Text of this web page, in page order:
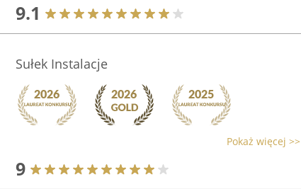
9.1
Sułek Instalacje
Pokaż więcej >>
9